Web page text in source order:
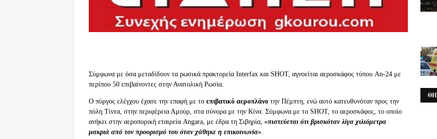
Σύμφωνα με όσα μεταδίδουν τα ρωσικά πρακτορεία Interfax και SHOT, αγνοείται αεροσκάφος τύπου An-24 με
περίπου 50 επιβαίνοντες στην Ανατολική Ρωσία
Ο πύργος ελέγχου έχασε την επαφή με το επιβατικό αεροπλάνο την Πέμπτη, ενώ αυτό κατευθυνόταν προς την
πόλη Τίντα, στην περιφέρεια Αμούρ, στα σύνορα με την Κίνα. Σύμφωνα με το SHOT, το αεροσκάφος, το οποίο
ανήκει στην αεροπορική εταιρεία Angara, με έδρα τη Σιβηρία, «πιστεύεται ότι βρισκόταν λίγα χιλιόμετρα
μακριά από τον προορισμό του όταν χάθηκε η επικοινωνία»